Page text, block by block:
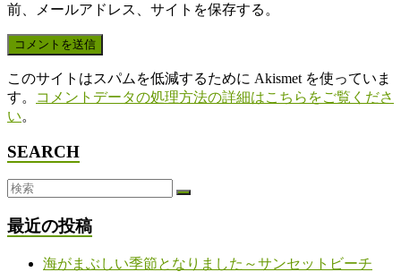
前、メールアドレス、サイトを保存する。
このサイトはスパムを低減するために Akismet を使っていま
す。
コメントデータの処理方法の詳細はこちらをご覧くださ
い。
SEARCH
最近の投稿
海がまぶしい季節となりました～サンセットビーチ